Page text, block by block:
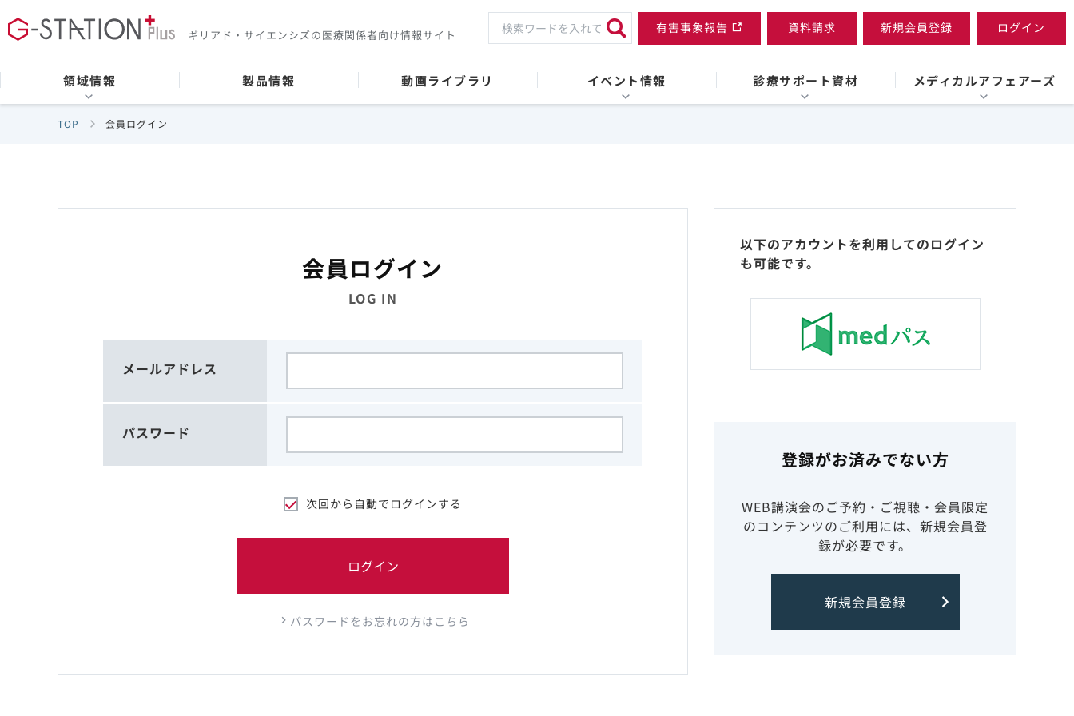
ギリアド・サイエンシズの医療関係者向け情報サイト 有害事象報告 資料請求 新規会員登録 ログイン
領域情報 製品情報 動画ライブラリ イベント情報 診療サポート資材 メディカルアフェアーズ
TOP 会員ログイン
会員ログイン
LOG IN
メールアドレス
パスワード
次回から自動でログインする
ログイン
パスワードをお忘れの方はこちら
以下のアカウントを利用してのログイン
も可能です。
登録がお済みでない方
WEB講演会のご予約・ご視聴・会員限定
のコンテンツのご利用には、新規会員登
録が必要です。
新規会員登録